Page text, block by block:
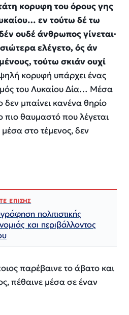
κορυφη του όρους γης
εν τούτω δέ τω
ουδέ άνθρωπος γίνεται·
ελέγετο, ός άν
τούτω σκιάν ουχί
κορυφή υπάρχει ένας
του Λυκαίου Δία… Μέσα
δεν μπαίνει κανένα θηρίο
πιο θαυμαστό που λέγεται
στο τέμενος, δεν
ΕΠΙΣΗΣ
πολιτιστικής
και περιβάλλοντος
παρέβαινε το άβατο και
πέθαινε μέσα σε έναν